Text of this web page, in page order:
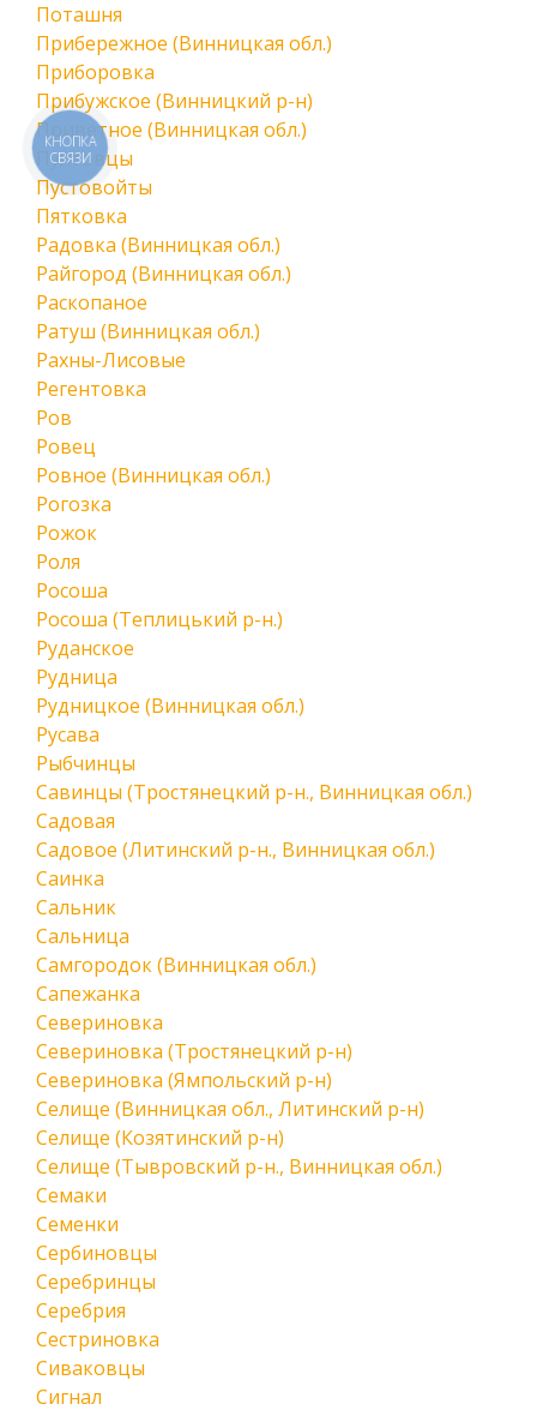
Поташня
Прибережное (Винницкая обл.)
Приборовка
Прибужское (Винницкий р-н)
Приветное (Винницкая обл.)
Пултовцы
Пустовойты
Пятковка
Радовка (Винницкая обл.)
Райгород (Винницкая обл.)
Раскопаное
Ратуш (Винницкая обл.)
Рахны-Лисовые
Регентовка
Ров
Ровец
Ровное (Винницкая обл.)
Рогозка
Рожок
Роля
Росоша
Росоша (Теплицький р-н.)
Руданское
Рудница
Рудницкое (Винницкая обл.)
Русава
Рыбчинцы
Савинцы (Тростянецкий р-н., Винницкая обл.)
Садовая
Садовое (Литинский р-н., Винницкая обл.)
Саинка
Сальник
Сальница
Самгородок (Винницкая обл.)
Сапежанка
Севериновка
Севериновка (Тростянецкий р-н)
Севериновка (Ямпольский р-н)
Селище (Винницкая обл., Литинский р-н)
Селище (Козятинский р-н)
Селище (Тывровский р-н., Винницкая обл.)
Семаки
Семенки
Сербиновцы
Серебринцы
Серебрия
Сестриновка
Сиваковцы
Сигнал
КНОПКА
СВЯЗИ